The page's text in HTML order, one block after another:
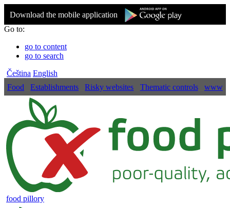
Download the mobile application
Go to:
go to content
go to search
Čeština English
Food
Establishments Risky websites Thematic controls www
food pillory